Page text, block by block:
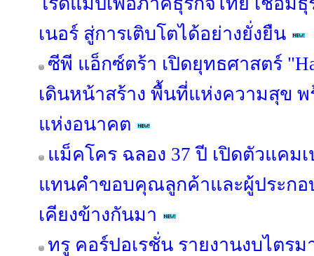
เนอร์ สู่การเติบโตได้อย่างยั่งยืน
ซีพี แอ็กซ์ตร้า เปิดยุทธศาสตร์
เดินหน้าสร้าง พื้นที่แห่งความสุข
แห่งอนาคต
แม็คโคร ฉลอง 37 ปี เปิดตัวแคม
แทนคำขอบคุณลูกค้าและผู้ประกอ
เคียงข้างกันมา
ทรู คอร์ปอเรชั่น รายงานงบไตรม